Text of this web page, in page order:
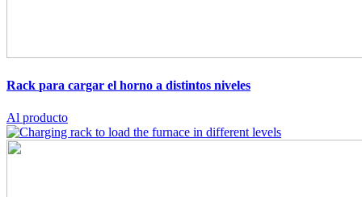
Rack para cargar el horno a distintos niveles
Al producto